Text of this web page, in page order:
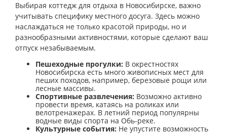
Выбирая коттедж для отдыха в Новосибирске, важно
учитывать специфику местного досуга. Здесь можно
наслаждаться не только красотой природы, но и
разнообразными активностями, которые сделают ваш
отпуск незабываемым.
Пешеходные прогулки: В окрестностях
Новосибирска есть много живописных мест для
пеших походов, например, березовые рощи или
лесные массивы.
Спортивные развлечения: Возможно активно
провести время, катаясь на роликах или
велотренажерах. В летний период популярны
водные виды спорта на Обь-реке.
Культурные события: Не упустите возможность